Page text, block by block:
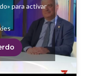
para activar